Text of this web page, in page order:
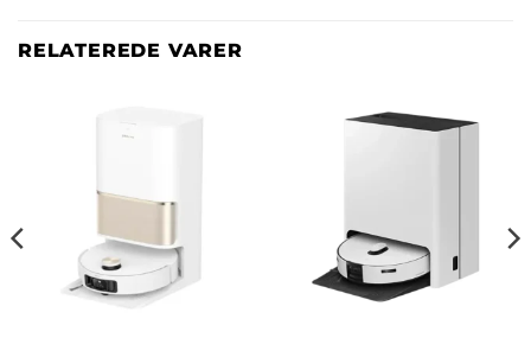
RELATEREDE VARER